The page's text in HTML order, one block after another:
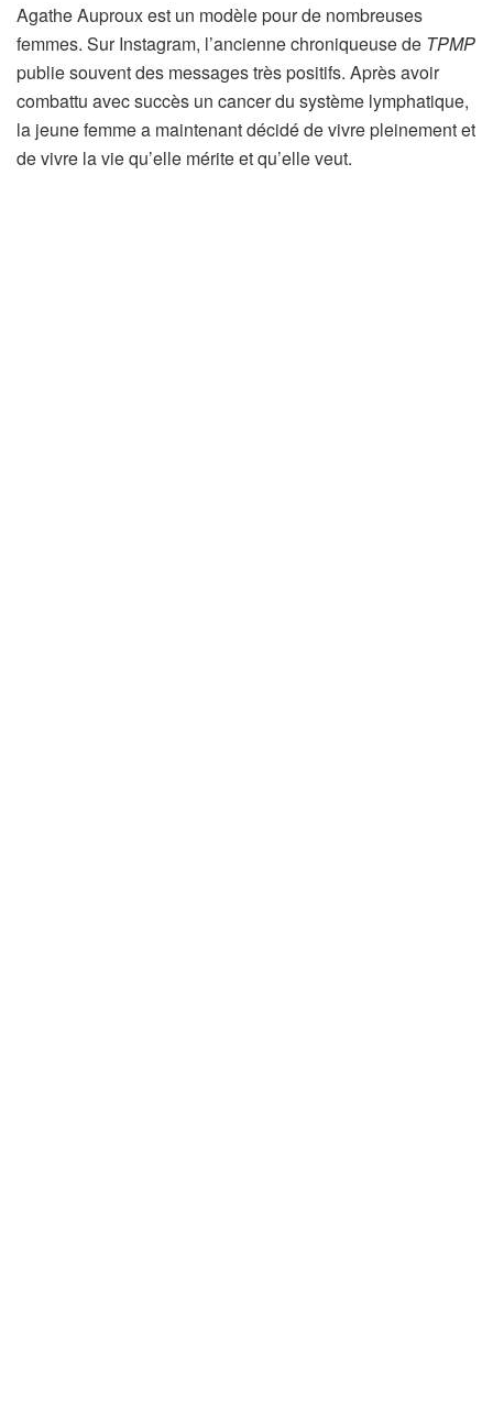
Agathe Auproux est un modèle pour de nombreuses
femmes. Sur Instagram, l’ancienne chroniqueuse de TPMP
publie souvent des messages très positifs. Après avoir
combattu avec succès un cancer du système lymphatique,
la jeune femme a maintenant décidé de vivre pleinement et
de vivre la vie qu’elle mérite et qu’elle veut.